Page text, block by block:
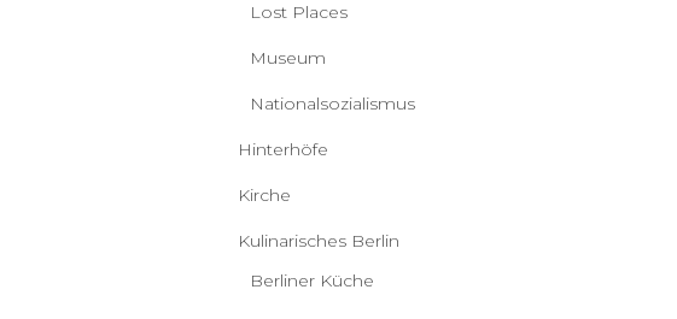
Lost Places
Museum
Nationalsozialismus
Hinterhöfe
Kirche
Kulinarisches Berlin
Berliner Küche